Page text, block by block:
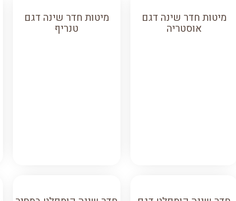
מיטות חדר שינה דגם
אוסטריה
מיטות חדר שינה דגם
טנריף